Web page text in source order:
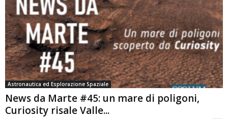
Astronautica ed Esplorazione Spaziale
News da Marte #45: un mare di poligoni,
Curiosity risale Valle...